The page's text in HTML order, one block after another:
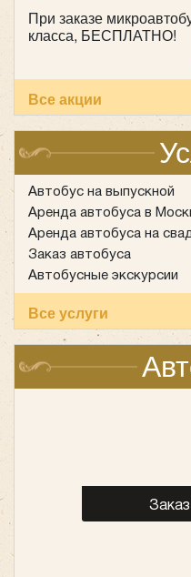
При заказе
класса, БЕСПЛАТНО!
Все акции
Автобус на выпускной
Аренда автобуса в
Аренда автобуса на
Заказ автобуса
Автобусные экскурсии
Все услуги
Mercedes